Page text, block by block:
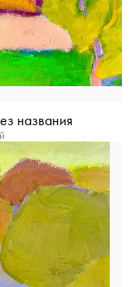
названия